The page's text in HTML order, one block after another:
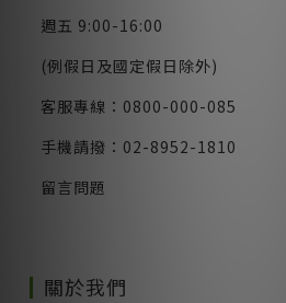
週五 9:00-16:00
(例假日及國定假日除外)
客服專線：0800-000-085
手機請撥：02-8952-1810
留言問題
關於我們